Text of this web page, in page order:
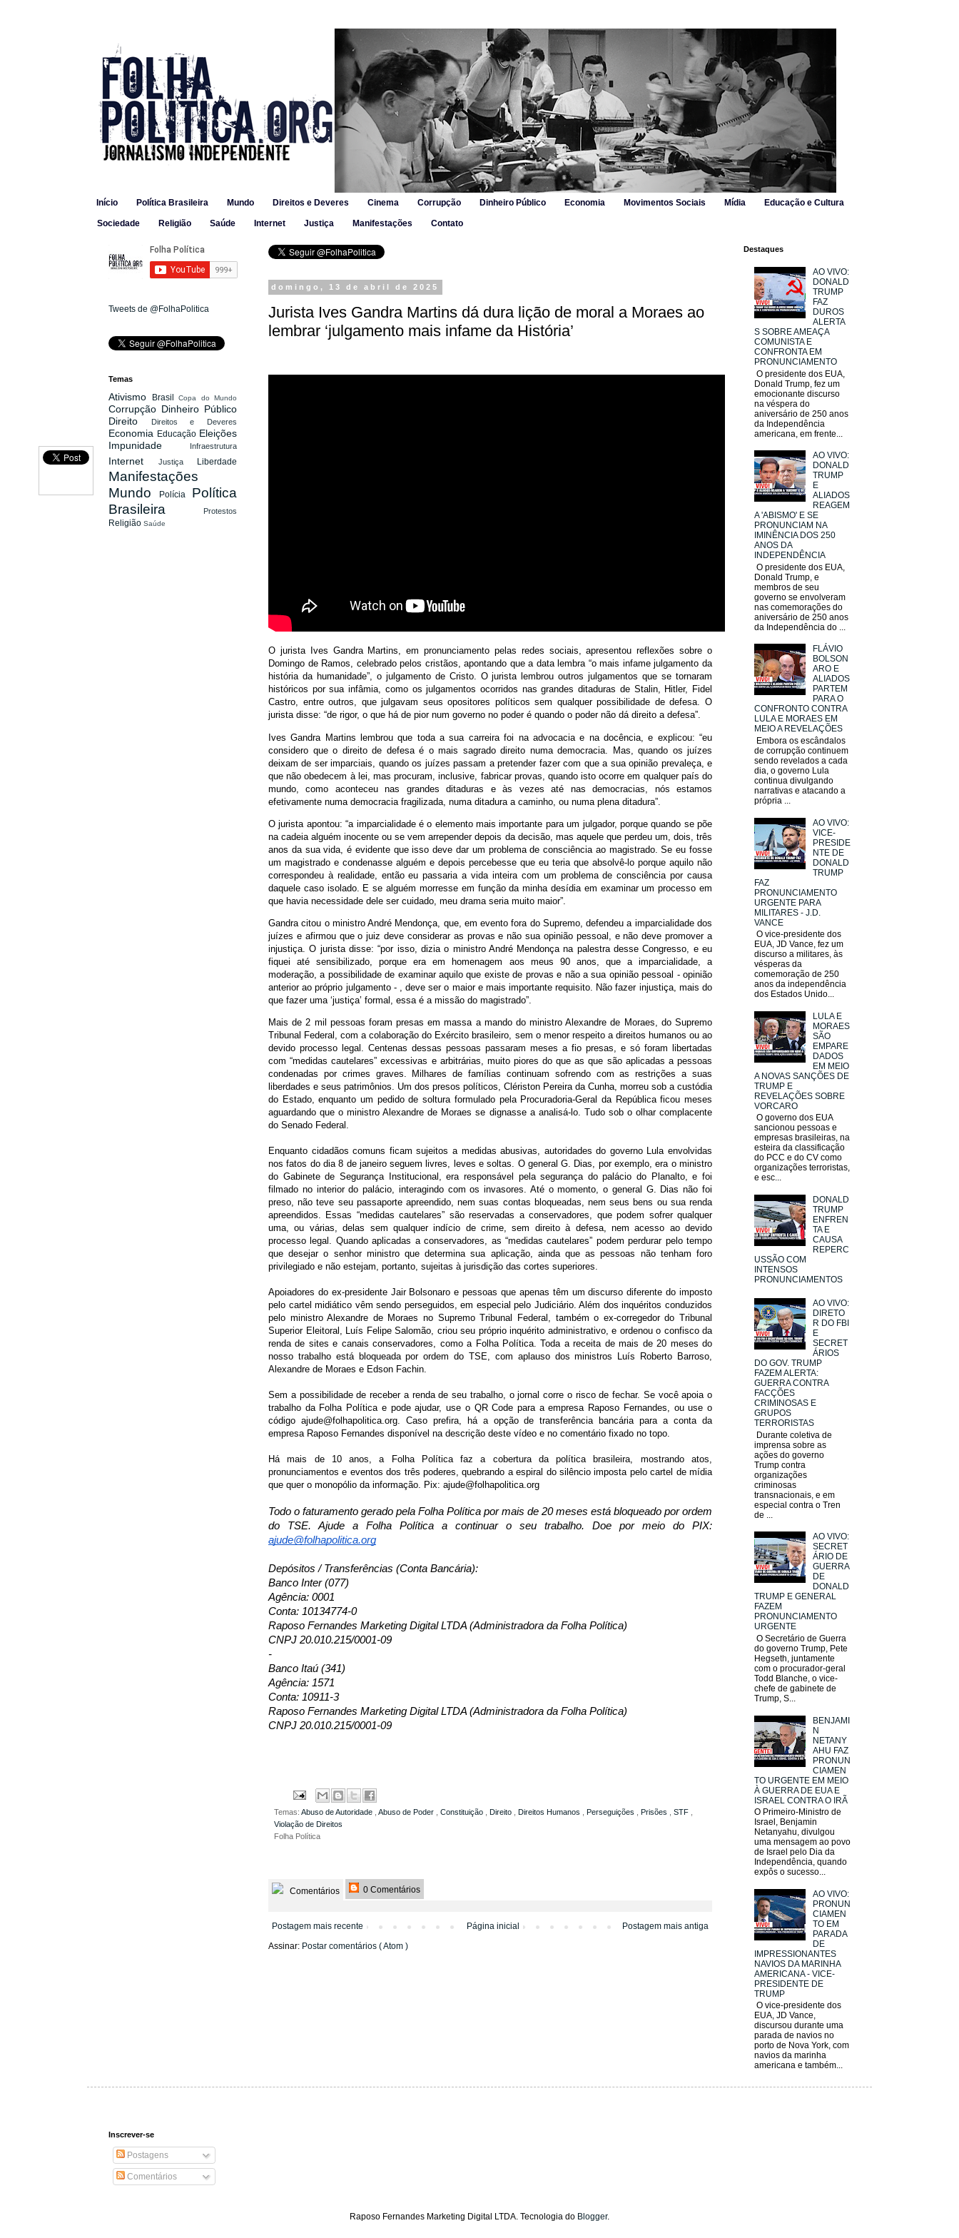
Início Política Brasileira Mundo Direitos e Deveres Cinema Corrupção Dinheiro Público Economia Movimentos Sociais Mídia Educação e Cultura
Sociedade Religião Saúde Internet Justiça Manifestações Contato
domingo, 13 de abril de 2025
Jurista Ives Gandra Martins dá dura lição de moral a Moraes ao
lembrar ‘julgamento mais infame da História’
O jurista Ives Gandra Martins, em pronunciamento pelas redes sociais, apresentou reflexões sobre o
Domingo de Ramos, celebrado pelos cristãos, apontando que a data lembra “o mais infame julgamento da
história da humanidade”, o julgamento de Cristo. O jurista lembrou outros julgamentos que se tornaram
históricos por sua infâmia, como os julgamentos ocorridos nas grandes ditaduras de Stalin, Hitler, Fidel
Castro, entre outros, que julgavam seus opositores políticos sem qualquer possibilidade de defesa. O
jurista disse: “de rigor, o que há de pior num governo no poder é quando o poder não dá direito a defesa”.
Ives Gandra Martins lembrou que toda a sua carreira foi na advocacia e na docência, e explicou: “eu
considero que o direito de defesa é o mais sagrado direito numa democracia. Mas, quando os juízes
deixam de ser imparciais, quando os juízes passam a pretender fazer com que a sua opinião prevaleça, e
que não obedecem à lei, mas procuram, inclusive, fabricar provas, quando isto ocorre em qualquer país do
mundo, como aconteceu nas grandes ditaduras e às vezes até nas democracias, nós estamos
efetivamente numa democracia fragilizada, numa ditadura a caminho, ou numa plena ditadura”.
O jurista apontou: “a imparcialidade é o elemento mais importante para um julgador, porque quando se põe
na cadeia alguém inocente ou se vem arrepender depois da decisão, mas aquele que perdeu um, dois, três
anos da sua vida, é evidente que isso deve dar um problema de consciência ao magistrado. Se eu fosse
um magistrado e condenasse alguém e depois percebesse que eu teria que absolvê-lo porque aquilo não
correspondeu à realidade, então eu passaria a vida inteira com um problema de consciência por causa
daquele caso isolado. E se alguém morresse em função da minha desídia em examinar um processo em
que havia necessidade dele ser cuidado, meu drama seria muito maior”.
Gandra citou o ministro André Mendonça, que, em evento fora do Supremo, defendeu a imparcialidade dos
juízes e afirmou que o juiz deve considerar as provas e não sua opinião pessoal, e não deve promover a
injustiça. O jurista disse: “por isso, dizia o ministro André Mendonça na palestra desse Congresso, e eu
fiquei até sensibilizado, porque era em homenagem aos meus 90 anos, que a imparcialidade, a
moderação, a possibilidade de examinar aquilo que existe de provas e não a sua opinião pessoal - opinião
anterior ao próprio julgamento - , deve ser o maior e mais importante requisito. Não fazer injustiça, mais do
que fazer uma ‘justiça’ formal, essa é a missão do magistrado”.
Mais de 2 mil pessoas foram presas em massa a mando do ministro Alexandre de Moraes, do Supremo
Tribunal Federal, com a colaboração do Exército brasileiro, sem o menor respeito a direitos humanos ou ao
devido processo legal. Centenas dessas pessoas passaram meses a fio presas, e só foram libertadas
com “medidas cautelares” excessivas e arbitrárias, muito piores do que as que são aplicadas a pessoas
condenadas por crimes graves. Milhares de famílias continuam sofrendo com as restrições a suas
liberdades e seus patrimônios. Um dos presos políticos, Clériston Pereira da Cunha, morreu sob a custódia
do Estado, enquanto um pedido de soltura formulado pela Procuradoria-Geral da República ficou meses
aguardando que o ministro Alexandre de Moraes se dignasse a analisá-lo. Tudo sob o olhar complacente
do Senado Federal.
Enquanto cidadãos comuns ficam sujeitos a medidas abusivas, autoridades do governo Lula envolvidas
nos fatos do dia 8 de janeiro seguem livres, leves e soltas. O general G. Dias, por exemplo, era o ministro
do Gabinete de Segurança Institucional, era responsável pela segurança do palácio do Planalto, e foi
filmado no interior do palácio, interagindo com os invasores. Até o momento, o general G. Dias não foi
preso, não teve seu passaporte apreendido, nem suas contas bloqueadas, nem seus bens ou sua renda
apreendidos. Essas “medidas cautelares” são reservadas a conservadores, que podem sofrer qualquer
uma, ou várias, delas sem qualquer indício de crime, sem direito à defesa, nem acesso ao devido
processo legal. Quando aplicadas a conservadores, as “medidas cautelares” podem perdurar pelo tempo
que desejar o senhor ministro que determina sua aplicação, ainda que as pessoas não tenham foro
privilegiado e não estejam, portanto, sujeitas à jurisdição das cortes superiores.
Apoiadores do ex-presidente Jair Bolsonaro e pessoas que apenas têm um discurso diferente do imposto
pelo cartel midiático vêm sendo perseguidos, em especial pelo Judiciário. Além dos inquéritos conduzidos
pelo ministro Alexandre de Moraes no Supremo Tribunal Federal, também o ex-corregedor do Tribunal
Superior Eleitoral, Luís Felipe Salomão, criou seu próprio inquérito administrativo, e ordenou o confisco da
renda de sites e canais conservadores, como a Folha Política. Toda a receita de mais de 20 meses do
nosso trabalho está bloqueada por ordem do TSE, com aplauso dos ministros Luís Roberto Barroso,
Alexandre de Moraes e Edson Fachin.
Sem a possibilidade de receber a renda de seu trabalho, o jornal corre o risco de fechar. Se você apoia o
trabalho da Folha Política e pode ajudar, use o QR Code para a empresa Raposo Fernandes, ou use o
código ajude@folhapolitica.org. Caso prefira, há a opção de transferência bancária para a conta da
empresa Raposo Fernandes disponível na descrição deste vídeo e no comentário fixado no topo.
Há mais de 10 anos, a Folha Política faz a cobertura da política brasileira, mostrando atos,
pronunciamentos e eventos dos três poderes, quebrando a espiral do silêncio imposta pelo cartel de mídia
que quer o monopólio da informação. Pix: ajude@folhapolitica.org
Todo o faturamento gerado pela Folha Política por mais de 20 meses está bloqueado por ordem
do TSE. Ajude a Folha Política a continuar o seu trabalho. Doe por meio do PIX:
ajude@folhapolitica.org
Depósitos / Transferências (Conta Bancária):
Banco Inter (077)
Agência: 0001
Conta: 10134774-0
Raposo Fernandes Marketing Digital LTDA (Administradora da Folha Política)
CNPJ 20.010.215/0001-09
-
Banco Itaú (341)
Agência: 1571
Conta: 10911-3
Raposo Fernandes Marketing Digital LTDA (Administradora da Folha Política)
CNPJ 20.010.215/0001-09
Temas: Abuso de Autoridade Abuso de Poder Constituição Direito Direitos Humanos Perseguições Prisões STF
Violação de Direitos
Folha Política
Comentários 0 Comentários
Postagem mais recente Postagem mais antiga
Página inicial
Assinar: Postar comentários ( Atom )
Tweets de @FolhaPolitica
Temas
Ativismo Brasil Copa do Mundo
Corrupção Dinheiro Público
Direito
Direitos e Deveres
Economia Educação Eleições
Impunidade
Infraestrutura
Internet Justiça Liberdade
Manifestações
Mundo
Polícia Política
Brasileira
Protestos
Religião Saúde
Destaques
AO VIVO:
DONALD
TRUMP
FAZ
DUROS
ALERTA
S SOBRE AMEAÇA
COMUNISTA E
CONFRONTA EM
PRONUNCIAMENTO
O presidente dos EUA,
Donald Trump, fez um
emocionante discurso
na véspera do
aniversário de 250 anos
da Independência
americana, em frente...
AO VIVO:
DONALD
TRUMP
E
ALIADOS
REAGEM
A 'ABISMO' E SE
PRONUNCIAM NA
IMINÊNCIA DOS 250
ANOS DA
INDEPENDÊNCIA
O presidente dos EUA,
Donald Trump, e
membros de seu
governo se envolveram
nas comemorações do
aniversário de 250 anos
da Independência do ...
FLÁVIO
BOLSON
ARO E
ALIADOS
PARTEM
PARA O
CONFRONTO CONTRA
LULA E MORAES EM
MEIO A REVELAÇÕES
Embora os escândalos
de corrupção continuem
sendo revelados a cada
dia, o governo Lula
continua divulgando
narrativas e atacando a
própria ...
AO VIVO:
VICE-
PRESIDE
NTE DE
DONALD
TRUMP
FAZ
PRONUNCIAMENTO
URGENTE PARA
MILITARES - J.D.
VANCE
O vice-presidente dos
EUA, JD Vance, fez um
discurso a militares, às
vésperas da
comemoração de 250
anos da independência
dos Estados Unido...
LULA E
MORAES
SÃO
EMPARE
DADOS
EM MEIO
A NOVAS SANÇÕES DE
TRUMP E
REVELAÇÕES SOBRE
VORCARO
O governo dos EUA
sancionou pessoas e
empresas brasileiras, na
esteira da classificação
do PCC e do CV como
organizações terroristas,
e esc...
DONALD
TRUMP
ENFREN
TA E
CAUSA
REPERC
USSÃO COM
INTENSOS
PRONUNCIAMENTOS
AO VIVO:
DIRETO
R DO FBI
E
SECRET
ÁRIOS
DO GOV. TRUMP
FAZEM ALERTA:
GUERRA CONTRA
FACÇÕES
CRIMINOSAS E
GRUPOS
TERRORISTAS
Durante coletiva de
imprensa sobre as
ações do governo
Trump contra
organizações
criminosas
transnacionais, e em
especial contra o Tren
de ...
AO VIVO:
SECRET
ÁRIO DE
GUERRA
DE
DONALD
TRUMP E GENERAL
FAZEM
PRONUNCIAMENTO
URGENTE
O Secretário de Guerra
do governo Trump, Pete
Hegseth, juntamente
com o procurador-geral
Todd Blanche, o vice-
chefe de gabinete de
Trump, S...
BENJAMI
N
NETANY
AHU FAZ
PRONUN
CIAMEN
TO URGENTE EM MEIO
À GUERRA DE EUA E
ISRAEL CONTRA O IRÃ
O Primeiro-Ministro de
Israel, Benjamin
Netanyahu, divulgou
uma mensagem ao povo
de Israel pelo Dia da
Independência, quando
expôs o sucesso...
AO VIVO:
PRONUN
CIAMEN
TO EM
PARADA
DE
IMPRESSIONANTES
NAVIOS DA MARINHA
AMERICANA - VICE-
PRESIDENTE DE
TRUMP
O vice-presidente dos
EUA, JD Vance,
discursou durante uma
parada de navios no
porto de Nova York, com
navios da marinha
americana e também...
Inscrever-se
Postagens
Comentários
Raposo Fernandes Marketing Digital LTDA. Tecnologia do Blogger.